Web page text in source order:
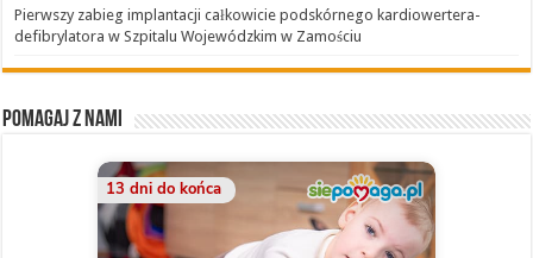
Pierwszy zabieg implantacji całkowicie podskórnego kardiowertera-
defibrylatora w Szpitalu Wojewódzkim w Zamościu
Pomagaj z nami